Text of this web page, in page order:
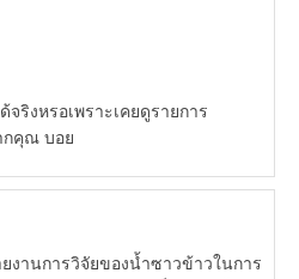
ริงหรอเพราะเคยดูรายการ
กคุณ บอย
รวิจัยของน้ำซาวข้าวในการ